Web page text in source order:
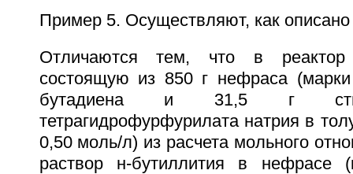
Пример 5. Осуществляют, как
Отличаются тем, что в реактор
состоящую из 850 г нефраса
бутадиена и 31,5 г
тетрагидрофурфурилата натрия в
0,50 моль/л) из расчета мольного
раствор н-бутиллития в нефрасе